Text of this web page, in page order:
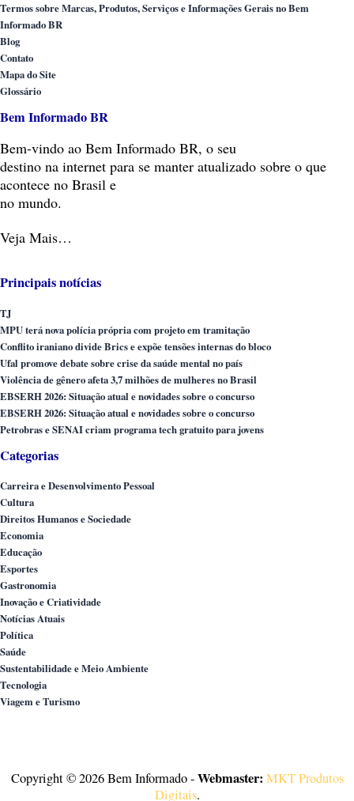
Termos sobre Marcas, Produtos, Serviços e Informações Gerais no Bem
Informado BR
Blog
Contato
Mapa do Site
Glossário
Bem Informado BR
Bem-vindo ao Bem Informado BR, o seu
destino na internet para se manter atualizado sobre o que
acontece no Brasil e
no mundo.
Veja Mais…
Principais notícias
TJ
MPU terá nova polícia própria com projeto em tramitação
Conflito iraniano divide Brics e expõe tensões internas do bloco
Ufal promove debate sobre crise da saúde mental no país
Violência de gênero afeta 3,7 milhões de mulheres no Brasil
EBSERH 2026: Situação atual e novidades sobre o concurso
EBSERH 2026: Situação atual e novidades sobre o concurso
Petrobras e SENAI criam programa tech gratuito para jovens
Categorias
Carreira e Desenvolvimento Pessoal
Cultura
Direitos Humanos e Sociedade
Economia
Educação
Esportes
Gastronomia
Inovação e Criatividade
Notícias Atuais
Política
Saúde
Sustentabilidade e Meio Ambiente
Tecnologia
Viagem e Turismo
Copyright © 2026 Bem Informado -Webmaster: MKT Produtos
Digitais.